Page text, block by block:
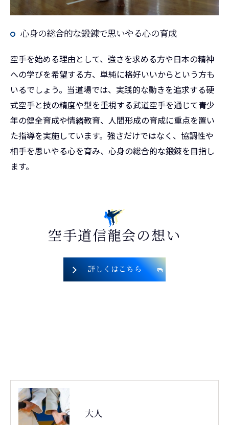
心身の総合的な鍛錬で思いやる心の育成
空手を始める理由として、強さを求める方や日本の精神
への学びを希望する方、単純に格好いいからという方も
いるでしょう。当道場では、実践的な動きを追求する硬
式空手と技の精度や型を重視する武道空手を通じて青少
年の健全育成や情緒教育、人間形成の育成に重点を置い
た指導を実施しています。強さだけではなく、協調性や
相手を思いやる心を育み、心身の総合的な鍛錬を目指し
ます。
空手道信龍会の想い
詳しくはこちら
大人
無料体験はこちら